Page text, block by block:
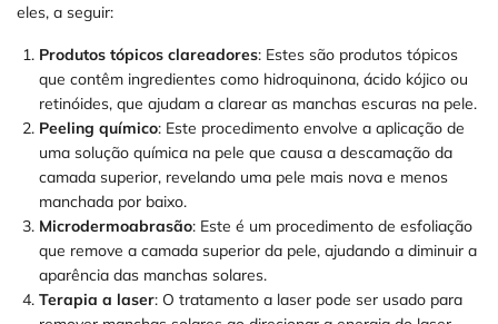
eles, a seguir:
Produtos tópicos clareadores: Estes são produtos tópicos
que contêm ingredientes como hidroquinona, ácido kójico ou
retinóides, que ajudam a clarear as manchas escuras na pele.
Peeling químico: Este procedimento envolve a aplicação de
uma solução química na pele que causa a descamação da
camada superior, revelando uma pele mais nova e menos
manchada por baixo.
Microdermoabrasão: Este é um procedimento de esfoliação
que remove a camada superior da pele, ajudando a diminuir a
aparência das manchas solares.
Terapia a laser: O tratamento a laser pode ser usado para